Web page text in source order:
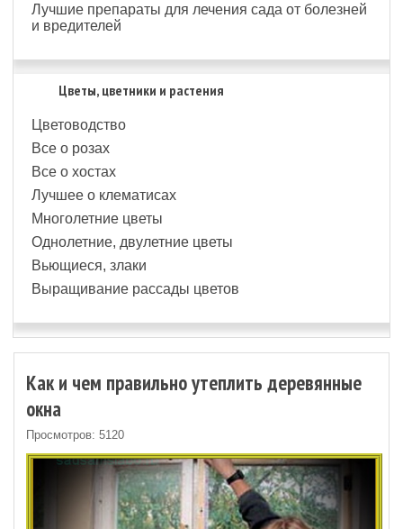
Лучшие препараты для лечения сада от болезней
и вредителей
Цветы, цветники и растения
Цветоводство
Все о розах
Все о хостах
Лучшее о клематисах
Многолетние цветы
Однолетние, двулетние цветы
Вьющиеся, злаки
Выращивание рассады цветов
Как и чем правильно утеплить деревянные
окна
Просмотров: 5120